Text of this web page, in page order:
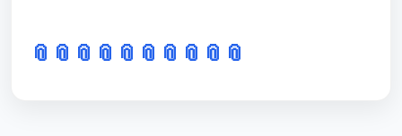
📎 📎 📎 📎 📎 📎 📎 📎 📎 📎